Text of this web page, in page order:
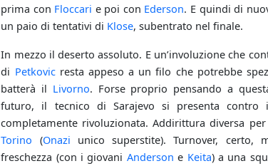
prima con Floccari e poi con Ederson. E quindi di
un paio di tentativi di Klose, subentrato nel finale.
In mezzo il deserto assoluto. E un’involuzione che
di Petkovicresta appeso a un filo che potrebbe
batterà il Livorno. Forse proprio pensando a
futuro, il tecnico di Sarajevo si presenta
completamente rivoluzionata. Addirittura diversa
Torino (Onazi unico superstite). Turnover, certo,
freschezza (con i giovani Anderson e Keita) a una